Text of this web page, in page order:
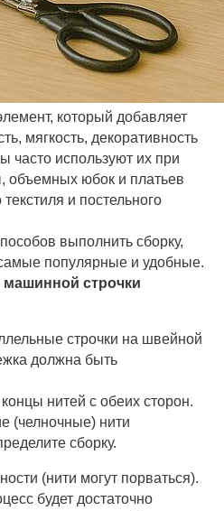
который добавляет
мягкость, декоративность
часто используют их при
объемных юбок и платьев
и постельного
выполнить сборку,
популярные и удобные.
строчки
строчки на швейной
должна быть
нитей с обеих сторон.
(челночные) нити
сборку.
(нити могут порваться).
будет достаточно